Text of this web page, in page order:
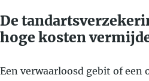
De
hoge kosten
Een verwaarloosd gebit of een